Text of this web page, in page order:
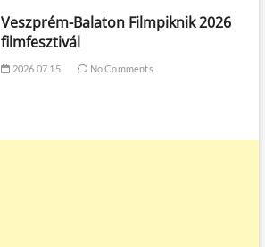
Veszprém-Balaton Filmpiknik 2026
filmfesztivál
2026.07.15. No Comments